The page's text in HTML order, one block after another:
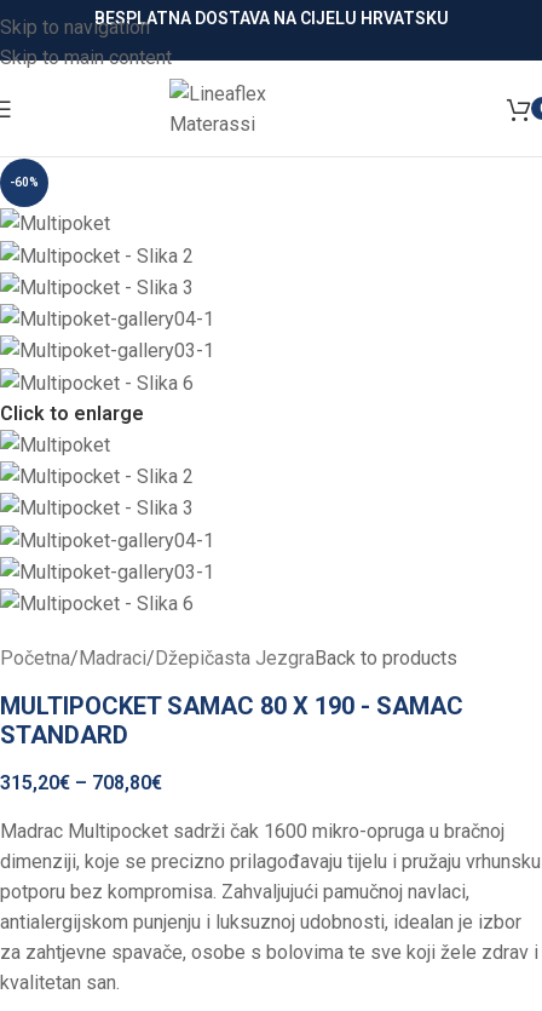
Skip to navigation
Skip to main content
BESPLATNA DOSTAVA NA CIJELU HRVATSKU
-60%
Click to enlarge
Početna/ Madraci/ Džepičasta JezgraBack to products
MULTIPOCKET SAMAC 80 X 190 - SAMAC
STANDARD
315,20€ – 708,80€
Madrac Multipocket sadrži čak 1600 mikro-opruga u bračnoj
dimenziji, koje se precizno prilagođavaju tijelu i pružaju vrhunsku
potporu bez kompromisa. Zahvaljujući pamučnoj navlaci,
antialergijskom punjenju i luksuznoj udobnosti, idealan je izbor
za zahtjevne spavače, osobe s bolovima te sve koji žele zdrav i
kvalitetan san.